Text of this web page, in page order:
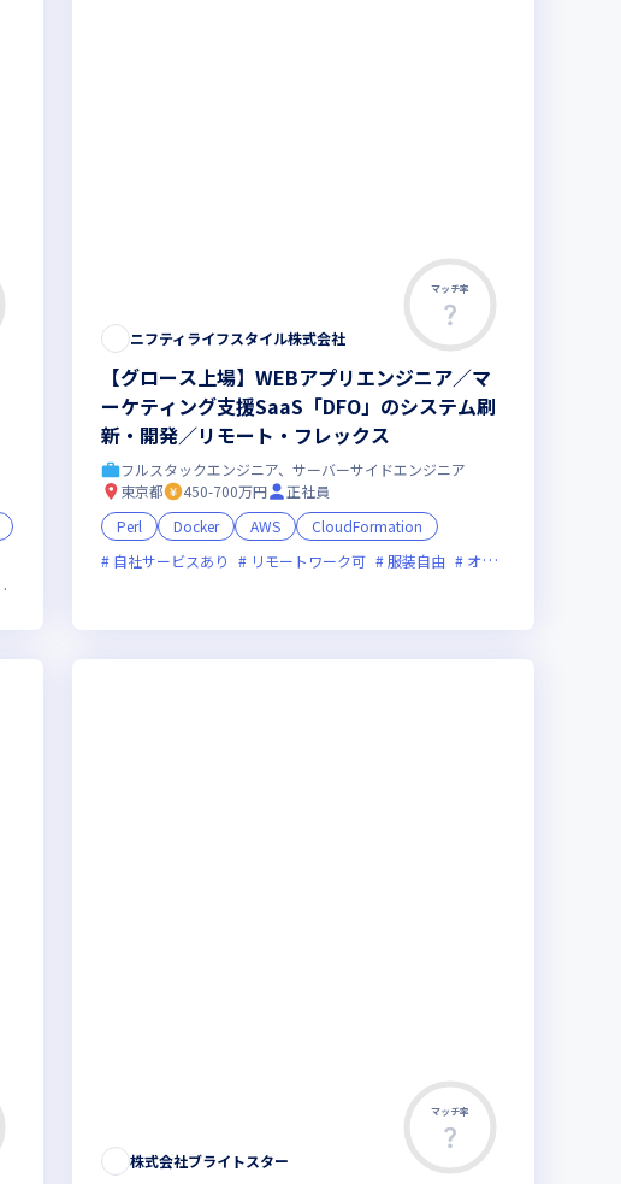
マッチ率
ニフティライフスタイル株式会社
【グロース上場】WEBアプリエンジニア／マ
ーケティング支援SaaS「DFO」のシステム刷
新・開発／リモート・フレックス
フルスタックエンジニア、サーバーサイドエンジニア
東京都
450-700万円
正社員
Perl
Docker AWS
CloudFormation
自社サービスあり
リモートワーク可 服装自由 オンライン選考可
マッチ率
株式会社ブライトスター